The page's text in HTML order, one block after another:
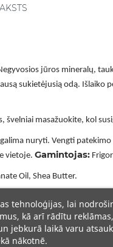
jūros mineralų,
sukietėjusią odą. Išlaiko
masažuokite, kol
nuryti. Vengti
vietoje. Gamintojas:
Oil, Shea Butter.
tehnoloģijas, lai
kā arī rādītu
jebkurā laikā varu
nākotnē.